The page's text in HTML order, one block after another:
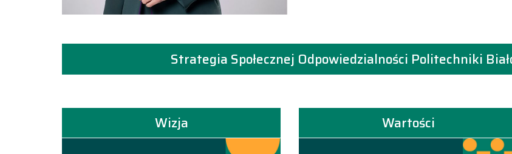
Strategia Społecznej Odpowiedzialności Politechniki
Wizja Wartości